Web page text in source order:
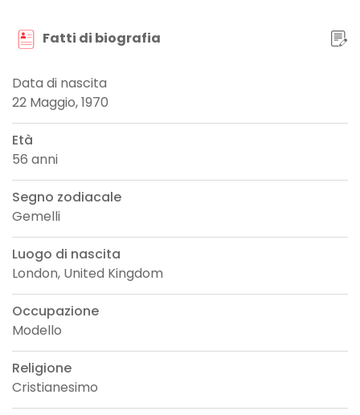
Fatti di biografia
Data di nascita
22 Maggio, 1970
Età
56 anni
Segno zodiacale
Gemelli
Luogo di nascita
London, United Kingdom
Occupazione
Modello
Religione
Cristianesimo